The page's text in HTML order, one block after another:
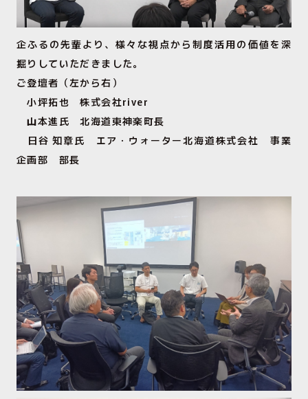
企ふるの先輩より、様々な視点から制度活用の価値を深
掘りしていただきました。
ご登壇者（左から右）
小坪拓也 株式会社river
山本進氏 北海道東神楽町長
日谷 知章氏 エア・ウォーター北海道株式会社 事業
企画部 部長